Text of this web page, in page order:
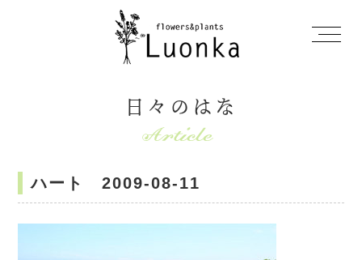
日々のはな
ハート 2009-08-11